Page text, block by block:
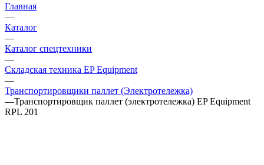
Главная
—
Каталог
—
Каталог спецтехники
—
Складская техника EP Equipment
—
Транспортировщики паллет (Электротележка)
—Транспортировщик паллет (электротележка) EP Equipment
RPL 201